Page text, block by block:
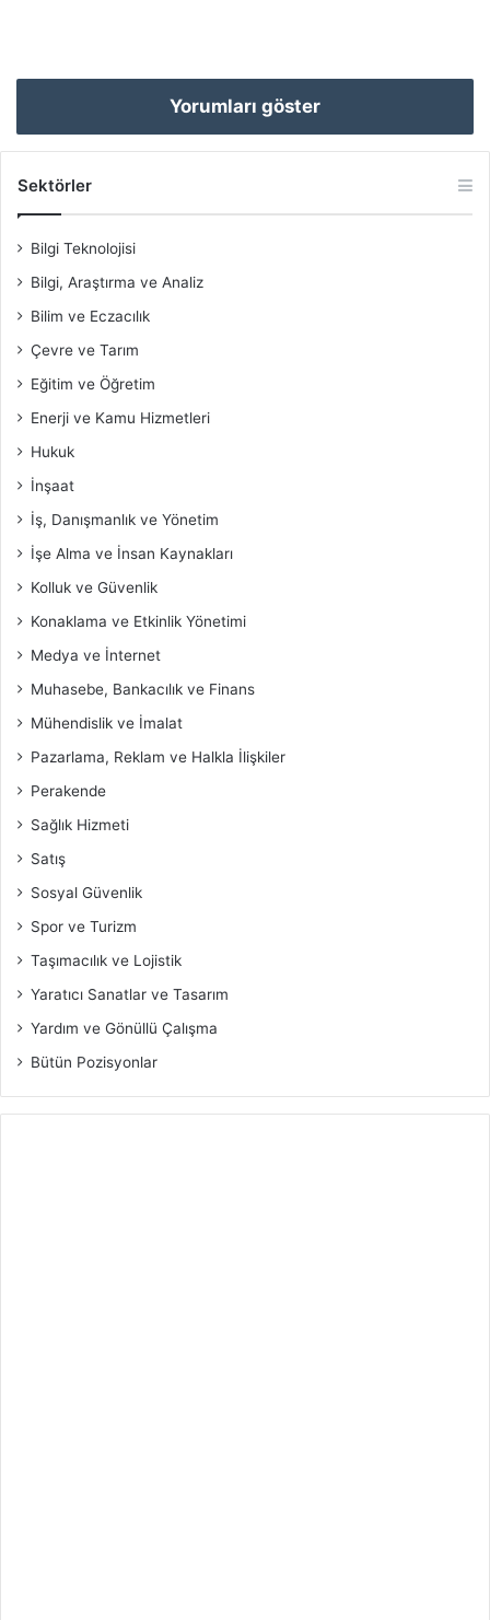
Yorumları göster
Sektörler
Bilgi Teknolojisi
Bilgi, Araştırma ve Analiz
Bilim ve Eczacılık
Çevre ve Tarım
Eğitim ve Öğretim
Enerji ve Kamu Hizmetleri
Hukuk
İnşaat
İş, Danışmanlık ve Yönetim
İşe Alma ve İnsan Kaynakları
Kolluk ve Güvenlik
Konaklama ve Etkinlik Yönetimi
Medya ve İnternet
Muhasebe, Bankacılık ve Finans
Mühendislik ve İmalat
Pazarlama, Reklam ve Halkla İlişkiler
Perakende
Sağlık Hizmeti
Satış
Sosyal Güvenlik
Spor ve Turizm
Taşımacılık ve Lojistik
Yaratıcı Sanatlar ve Tasarım
Yardım ve Gönüllü Çalışma
Bütün Pozisyonlar